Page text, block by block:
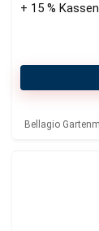
+ 15 %
Bellagio